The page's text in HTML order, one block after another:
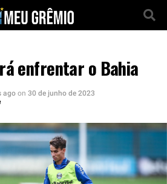
enfrentar o Bahia
ago on 30 de junho de 2023